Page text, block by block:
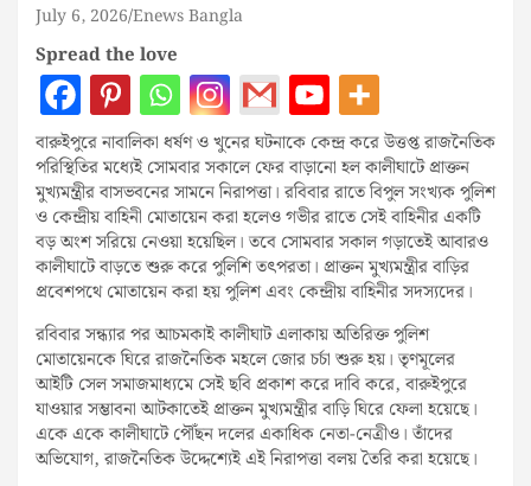
July 6, 2026 Enews Bangla
Spread the love
বারুইপুরে নাবালিকা ধর্ষণ ও খুনের ঘটনাকে কেন্দ্র করে উত্তপ্ত রাজনৈতিক
পরিস্থিতির মধ্যেই সোমবার সকালে ফের বাড়ানো হল কালীঘাটে প্রাক্তন
মুখ্যমন্ত্রীর বাসভবনের সামনে নিরাপত্তা। রবিবার রাতে বিপুল সংখ্যক পুলিশ
ও কেন্দ্রীয় বাহিনী মোতায়েন করা হলেও গভীর রাতে সেই বাহিনীর একটি
বড় অংশ সরিয়ে নেওয়া হয়েছিল। তবে সোমবার সকাল গড়াতেই আবারও
কালীঘাটে বাড়তে শুরু করে পুলিশি তৎপরতা। প্রাক্তন মুখ্যমন্ত্রীর বাড়ির
প্রবেশপথে মোতায়েন করা হয় পুলিশ এবং কেন্দ্রীয় বাহিনীর সদস্যদের।
রবিবার সন্ধ্যার পর আচমকাই কালীঘাট এলাকায় অতিরিক্ত পুলিশ
মোতায়েনকে ঘিরে রাজনৈতিক মহলে জোর চর্চা শুরু হয়। তৃণমূলের
আইটি সেল সমাজমাধ্যমে সেই ছবি প্রকাশ করে দাবি করে, বারুইপুরে
যাওয়ার সম্ভাবনা আটকাতেই প্রাক্তন মুখ্যমন্ত্রীর বাড়ি ঘিরে ফেলা হয়েছে।
একে একে কালীঘাটে পৌঁছন দলের একাধিক নেতা-নেত্রীও। তাঁদের
অভিযোগ, রাজনৈতিক উদ্দেশ্যেই এই নিরাপত্তা বলয় তৈরি করা হয়েছে।